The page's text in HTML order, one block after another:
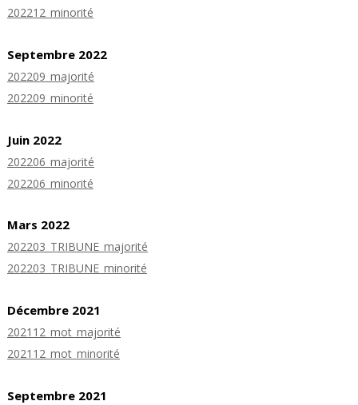
202212_minorité
Septembre 2022
202209_majorité
202209_minorité
Juin 2022
202206_majorité
202206_minorité
Mars 2022
202203_TRIBUNE_majorité
202203_TRIBUNE_minorité
Décembre 2021
202112_mot_majorité
202112_mot_minorité
Septembre 2021